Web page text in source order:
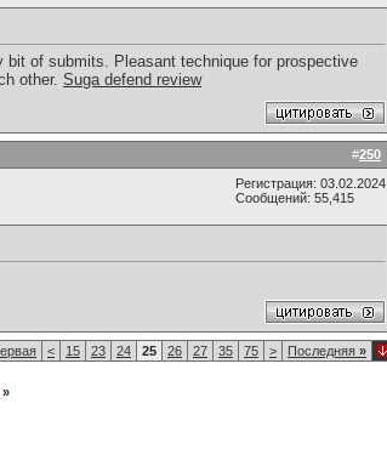
of submits. Pleasant technique for prospective
other. Suga defend review
#250
Регистрация: 03.02.2024
Сообщений: 55,415
< 15 23 24 25 26 27 35 75 > Последняя »
»